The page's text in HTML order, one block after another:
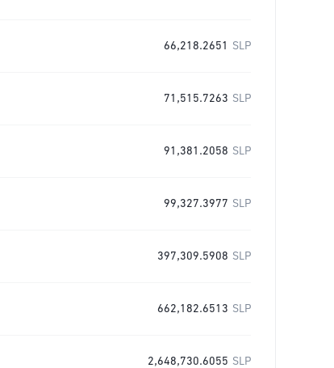
66,218.2651 SLP
71,515.7263 SLP
91,381.2058 SLP
99,327.3977 SLP
397,309.5908 SLP
662,182.6513 SLP
2,648,730.6055 SLP